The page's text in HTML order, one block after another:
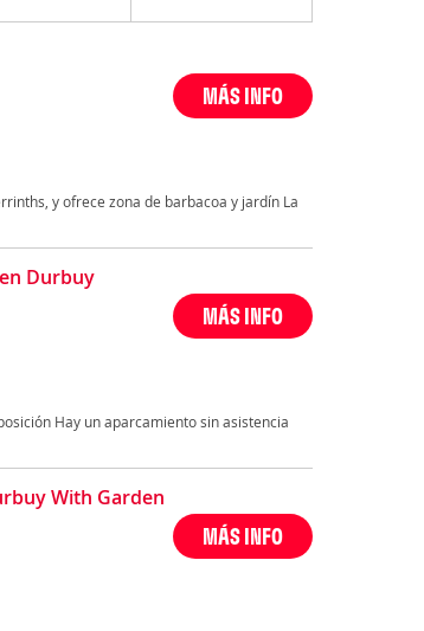
MÁS INFO
y ofrece zona de barbacoa y jardín La
Durbuy
MÁS INFO
Hay un aparcamiento sin asistencia
With Garden
MÁS INFO